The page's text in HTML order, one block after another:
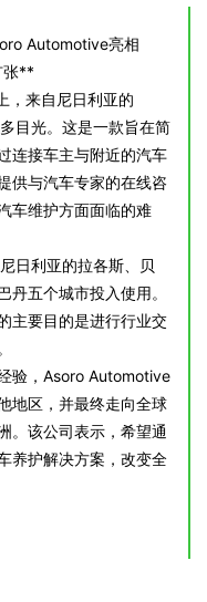
Automotive亮相
张**
，来自尼日利亚的
目光。这是一款旨在简
连接车主与附近的汽车
供与汽车专家的在线咨
车维护方面面临的难
日利亚的拉各斯、贝
丹五个城市投入使用。
主要目的是进行行业交
验，Asoro Automotive
地区，并最终走向全球
。该公司表示，希望通
养护解决方案，改变全